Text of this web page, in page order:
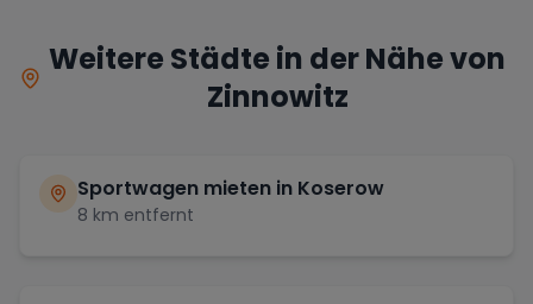
Weitere Städte in der Nähe von
Zinnowitz
Sportwagen mieten in Koserow
8 km entfernt